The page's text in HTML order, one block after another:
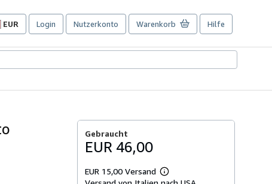
EUR
Seite
Einkaufseinstellungen.
Login Nutzerkonto Warenkorb Hilfe
Gebraucht
EUR 46,00
EUR 15,00 Versand
Weitere